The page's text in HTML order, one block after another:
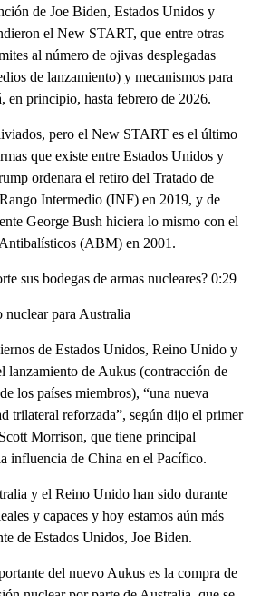
de Joe Biden, Estados Unidos y
el New START, que entre otras
al número de ojivas desplegadas
de lanzamiento) y mecanismos para
en principio, hasta febrero de 2026.
pero el New START es el último
que existe entre Estados Unidos y
ordenara el retiro del Tratado de
Intermedio (INF) en 2019, y de
George Bush hiciera lo mismo con el
(ABM) en 2001.
sus bodegas de armas nucleares? 0:29
para Australia
de Estados Unidos, Reino Unido y
lanzamiento de Aukus (contracción de
los países miembros), “una nueva
trilateral reforzada”, según dijo el primer
Morrison, que tiene principal
influencia de China en el Pacífico.
y el Reino Unido han sido durante
y capaces y hoy estamos aún más
de Estados Unidos, Joe Biden.
del nuevo Aukus es la compra de